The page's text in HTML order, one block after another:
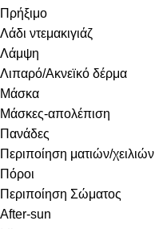
Πρήξιμο
Λάδι ντεμακιγιάζ
Λάμψη
Λιπαρό/Ακνεϊκό δέρμα
Μάσκα
Μάσκες-απολέπιση
Πανάδες
Περιποίηση ματιών/χειλιών
Πόροι
Περιποίηση Σώματος
After-sun